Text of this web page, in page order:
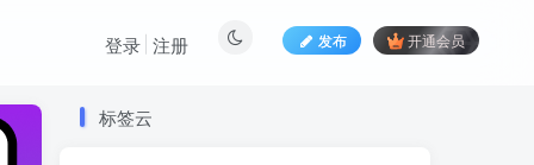
发布 开通会员
登录 注册
标签云
标签云